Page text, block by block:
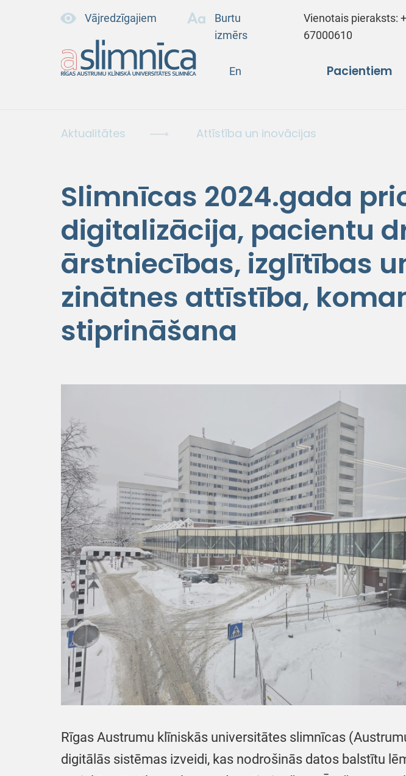
Vājredzīgajiem
Burtu
izmērs
Vienotais pieraksts:
67000610
En Pacientiem
Aktualitātes Attīstība un inovācijas
Slimnīcas 2024.gada
digitalizācija, pacientu
ārstniecības, izglītības
zinātnes attīstība,
stiprināšana
Rīgas Austrumu klīniskās universitātes slimnīcas
digitālās sistēmas izveidi, kas nodrošinās datos balstītu